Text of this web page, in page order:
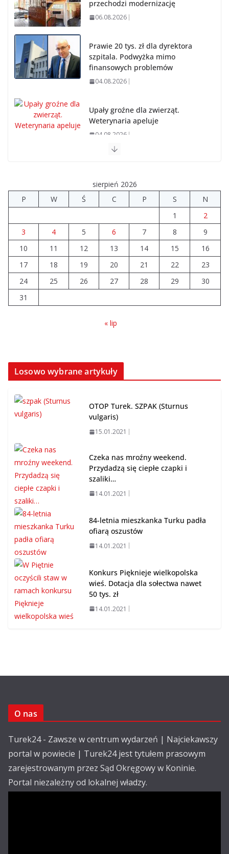
przechodzi modernizację
06.08.2026
Prawie 20 tys. zł dla dyrektora
szpitala. Podwyżka mimo
finansowych problemów
04.08.2026
Upały groźne dla zwierząt.
Weterynaria apeluje
04.08.2026
14 sierpnia urzędy skarbowe
06.08.2026
Prawie 80 mln zł na drogi. Ile
dołożyły gminy?
06.08.2026
sierpień 2026
P
W Ś C P S
N
1
2
3
4 5 6 7 8
9
10
11 12 13 14 15
16
17
18 19 20 21 22
23
24
25 26 27 28 29
30
31
« lip
Losowo wybrane artykuły
OTOP Turek. SZPAK (Sturnus
vulgaris)
15.01.2021
Czeka nas mroźny weekend.
Przydadzą się ciepłe czapki i
szaliki…
14.01.2021
84-letnia mieszkanka Turku padła
ofiarą oszustów
14.01.2021
Konkurs Pięknieje wielkopolska
wieś. Dotacja dla sołectwa nawet
50 tys. zł
14.01.2021
O nas
Turek24 - Zawsze w centrum wydarzeń | Najciekawszy
portal w powiecie | Turek24 jest tytułem prasowym
zarejestrowanym przez Sąd Okręgowy w Koninie.
Portal niezależny od lokalnej władzy.